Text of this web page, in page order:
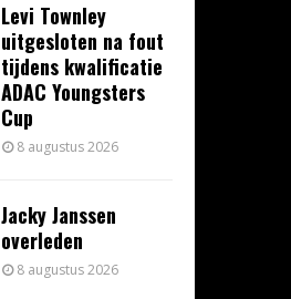
Levi Townley
uitgesloten na fout
tijdens kwalificatie
ADAC Youngsters
Cup
8 augustus 2026
Jacky Janssen
overleden
8 augustus 2026